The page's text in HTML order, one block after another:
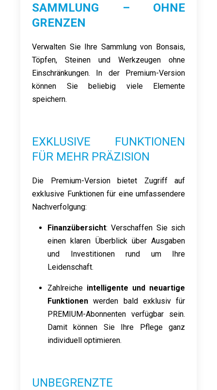
SAMMLUNG – OHNE
GRENZEN
Verwalten Sie Ihre Sammlung von Bonsais,
Töpfen, Steinen und Werkzeugen ohne
Einschränkungen. In der Premium-Version
können Sie beliebig viele Elemente
speichern.
EXKLUSIVE FUNKTIONEN
FÜR MEHR PRÄZISION
Die Premium-Version bietet Zugriff auf
exklusive Funktionen für eine umfassendere
Nachverfolgung:
Finanzübersicht: Verschaffen Sie sich
einen klaren Überblick über Ausgaben
und Investitionen rund um Ihre
Leidenschaft.
Zahlreiche intelligente und neuartige
Funktionen werden bald exklusiv für
PREMIUM-Abonnenten verfügbar sein.
Damit können Sie Ihre Pflege ganz
individuell optimieren.
UNBEGRENZTE